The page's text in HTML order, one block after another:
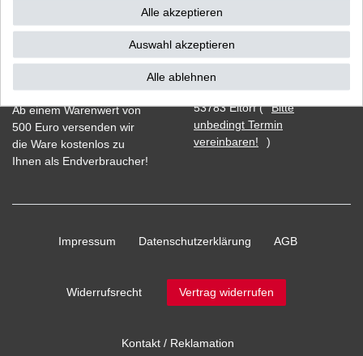
Ab einem Warenwert von
500 Euro versenden wir
die Ware kostenlos zu
Ihnen als Endverbraucher!
Vorkasse
Barzahlung bei Abholung in
53783 Eitorf (
Bitte
unbedingt Termin
vereinbaren!
)
Impressum Daten­schutz­erklärung AGB
Widerrufs­recht Vertrag widerrufen
Kontakt / Reklamation
Alle akzeptieren
Auswahl akzeptieren
Alle ablehnen